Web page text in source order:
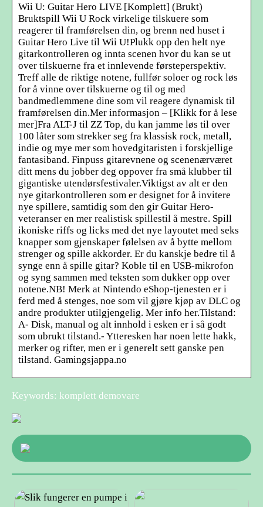
Wii U: Guitar Hero LIVE [Komplett] (Brukt)
Bruktspill Wii U Rock virkelige tilskuere som
reagerer til framførelsen din, og brenn ned huset i
Guitar Hero Live til Wii U!Plukk opp den helt nye
gitarkontrolleren og innta scenen hvor du kan se ut
over tilskuerne fra et innlevende førsteperspektiv.
Treff alle de riktige notene, fullfør soloer og rock løs
for å vinne over tilskuerne og til og med
bandmedlemmene dine som vil reagere dynamisk til
framførelsen din.Mer informasjon – [Klikk for å lese
mer]Fra ALT-J til ZZ Top, du kan jamme løs til over
100 låter som strekker seg fra klassisk rock, metall,
indie og mye mer som hovedgitaristen i forskjellige
fantasiband. Finpuss gitarevnene og scenenærværet
ditt mens du jobber deg oppover fra små klubber til
gigantiske utendørsfestivaler.Viktigst av alt er den
nye gitarkontrolleren som er designet for å invitere
nye spillere, samtidig som den gir Guitar Hero-
veteranser en mer realistisk spillestil å mestre. Spill
ikoniske riffs og licks med det nye layoutet med seks
knapper som gjenskaper følelsen av å bytte mellom
strenger og spille akkorder. Er du kanskje bedre til å
synge enn å spille gitar? Koble til en USB-mikrofon
og syng sammen med teksten som dukker opp over
notene.NB! Merk at Nintendo eShop-tjenesten er i
ferd med å stenges, noe som vil gjøre kjøp av DLC og
andre produkter utilgjengelig. Mer info her.Tilstand:
A- Disk, manual og alt innhold i esken er i så godt
som ubrukt tilstand.- Ytteresken har noen lette hakk,
merker og rifter, men er i generelt sett ganske pen
tilstand. Gamingsjappa.no
Keywords: komplett demovare